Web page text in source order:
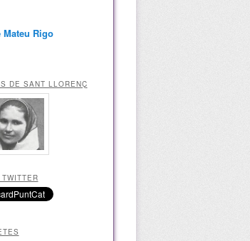
Mateu Rigo
DE SANT LLORENÇ